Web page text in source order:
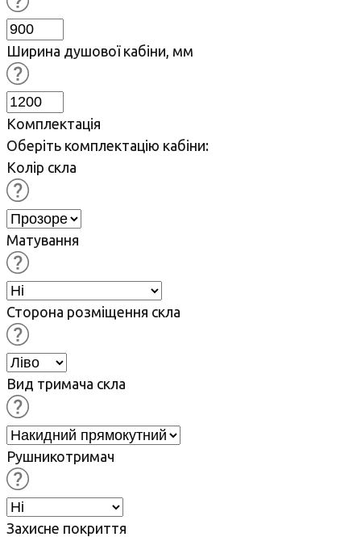
Ширина душової кабіни, мм
Комплектація
Оберіть комплектацію кабіни:
Колір скла
Матування
Сторона розміщення скла
Вид тримача скла
Рушникотримач
Захисне покриття